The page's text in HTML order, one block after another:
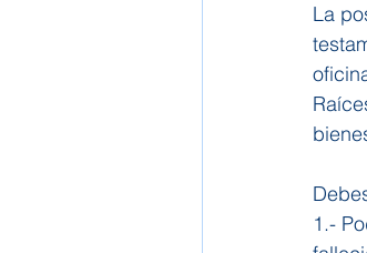
La
1.-